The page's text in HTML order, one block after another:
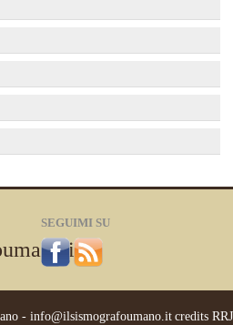
SEGUIMI SU
- info@ilsismografoumano.itcredits RRJ